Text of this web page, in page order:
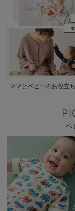
ママとベビーのお役立
ベ